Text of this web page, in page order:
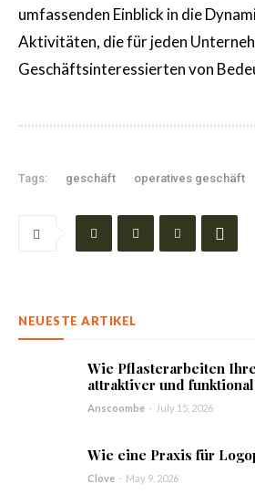
umfassenden Einblick in die
Aktivitäten, die für jeden
Geschäftsinteressierten von
Tags: geschäft operatives geschäft
NEUESTE ARTIKEL
Wie Pflasterarbeiten
attraktiver und
Anscoombe - July 15, 2026
Wie eine Praxis für
Clove - May 9, 2026